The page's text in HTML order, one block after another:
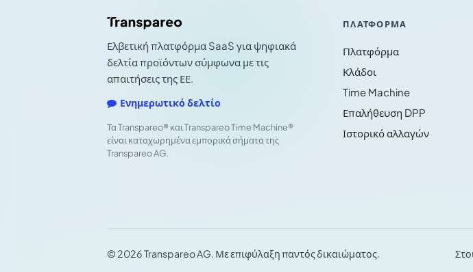
Ελβετική πλατφόρμα SaaS για ψηφιακά
δελτία προϊόντων σύμφωνα με τις
απαιτήσεις της ΕΕ.
Ενημερωτικό δελτίο
Τα Transpareo® και Transpareo Time Machine®
είναι καταχωρημένα εμπορικά σήματα της
Transpareo AG.
ΠΛΑΤΦΌΡΜΑ
Πλατφόρμα
Κλάδοι
Time Machine
Επαλήθευση DPP
Ιστορικό αλλαγών
© 2026 Transpareo AG. Με επιφύλαξη παντός δικαιώματος.